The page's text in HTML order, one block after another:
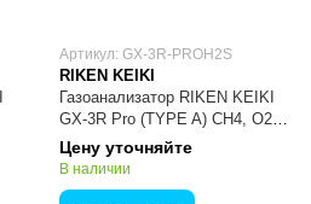
Артикул: GX-3R-PROH2S
RIKEN KEIKI
Газоанализатор RIKEN KEIKI
GX-3R Pro (TYPE A) CH4, O2,
H2S, CO2, определение
метана, кислорода,
Цену уточняйте
В наличии